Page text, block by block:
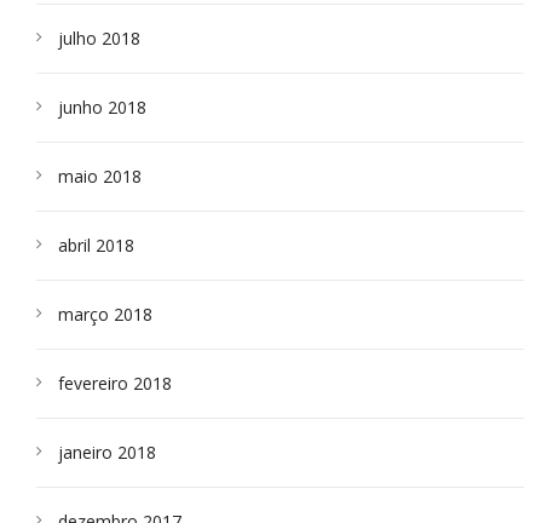
julho 2018
junho 2018
maio 2018
abril 2018
março 2018
fevereiro 2018
janeiro 2018